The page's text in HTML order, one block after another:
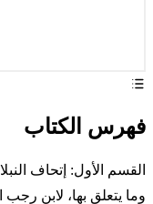
فهرس الكتاب
القسم الأول: إتحاف
وما يتعلق بها، لابن